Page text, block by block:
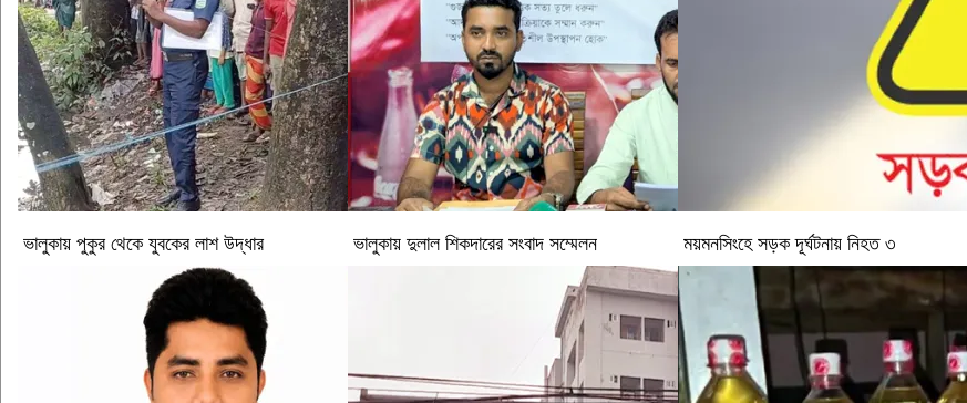
ভালুকায় পুকুর থেকে যুবকের লাশ উদ্ধার ভালুকায় দুলাল শিকদারের সংবাদ সম্মেলন ময়মনসিংহে সড়ক দূর্ঘটনায় নিহত ৩